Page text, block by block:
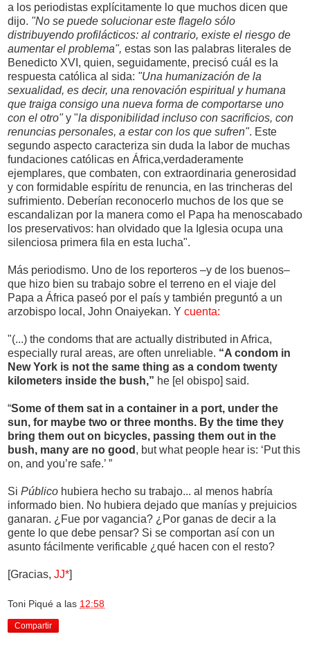
a los periodistas explícitamente lo que muchos dicen que
dijo. "No se puede solucionar este flagelo sólo
distribuyendo profilácticos: al contrario, existe el riesgo de
aumentar el problema", estas son las palabras literales de
Benedicto XVI, quien, seguidamente, precisó cuál es la
respuesta católica al sida: "Una humanización de la
sexualidad, es decir, una renovación espiritual y humana
que traiga consigo una nueva forma de comportarse uno
con el otro"y "la disponibilidad incluso con sacrificios, con
renuncias personales, a estar con los que sufren". Este
segundo aspecto caracteriza sin duda la labor de muchas
fundaciones católicas en África,verdaderamente
ejemplares, que combaten, con extraordinaria generosidad
y con formidable espíritu de renuncia, en las trincheras del
sufrimiento. Deberían reconocerlo muchos de los que se
escandalizan por la manera como el Papa ha menoscabado
los preservativos: han olvidado que la Iglesia ocupa una
silenciosa primera fila en esta lucha".
Más periodismo. Uno de los reporteros –y de los buenos–
que hizo bien su trabajo sobre el terreno en el viaje del
Papa a África paseó por el país y también preguntó a un
arzobispo local, John Onaiyekan. Y cuenta:
"(...) the condoms that are actually distributed in Africa,
especially rural areas, are often unreliable. “A condom in
New York is not the same thing as a condom twenty
kilometers inside the bush,” he [el obispo] said.
“Some of them sat in a container in a port, under the
sun, for maybe two or three months. By the time they
bring them out on bicycles, passing them out in the
bush, many are no good , but what people hear is: ‘Put this
on, and you’re safe.’ ”
Si Público hubiera hecho su trabajo... al menos habría
informado bien. No hubiera dejado que manías y prejuicios
ganaran. ¿Fue por vagancia? ¿Por ganas de decir a la
gente lo que debe pensar? Si se comportan así con un
asunto fácilmente verificable ¿qué hacen con el resto?
[Gracias, JJ*]
Toni Piqué a las 12:58
Compartir